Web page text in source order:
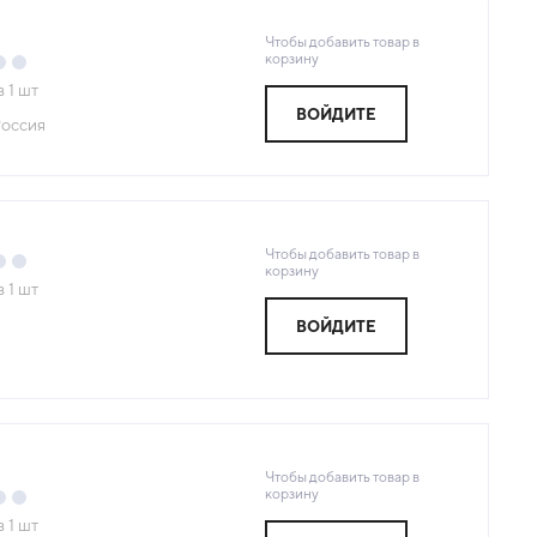
1 шт
Чтобы добавить товар в
корзину
ВОЙДИТЕ
1 шт
Чтобы добавить товар в
корзину
ВОЙДИТЕ
1 шт
Чтобы добавить товар в
корзину